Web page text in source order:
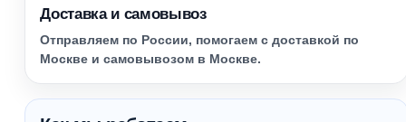
Доставка и самовывоз
Отправляем по России, помогаем с доставкой по
Москве и самовывозом в Москве.